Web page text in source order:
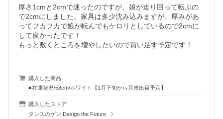
厚さ1cmと2cmで迷ったのですが、娘が走り回って転ぶの
で2cmにしました。家具は多少沈み込みますが、厚みがあ
ってフカフカで娘が転んでもケロリとしているので2cmに
して良かったです！
もっと敷くところを増やしたいので買い足す予定です！
購入した商品
■在庫状況/58cm/ホワイト【1月下旬から月末出荷予定】
購入したストア
タンスのゲン Design the Future